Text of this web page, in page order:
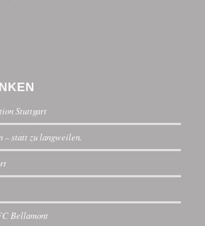
Stuttgart
– statt zu langweilen.
Bellamont